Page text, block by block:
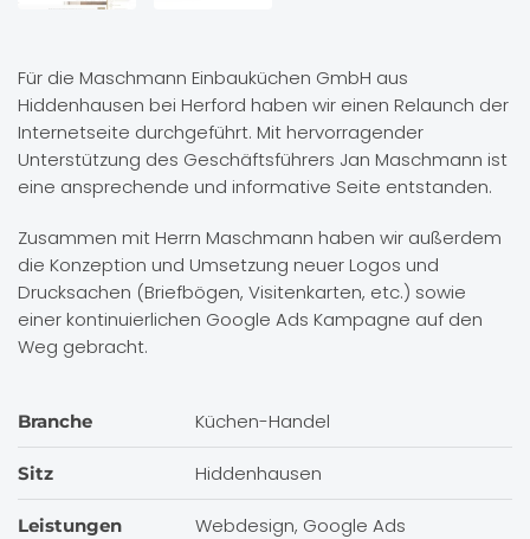
Für die Maschmann Einbauküchen GmbH aus
Hiddenhausen bei Herford haben wir einen Relaunch der
Internetseite durchgeführt. Mit hervorragender
Unterstützung des Geschäftsführers Jan Maschmann ist
eine ansprechende und informative Seite entstanden.
Zusammen mit Herrn Maschmann haben wir außerdem
die Konzeption und Umsetzung neuer Logos und
Drucksachen (Briefbögen, Visitenkarten, etc.) sowie
einer kontinuierlichen Google Ads Kampagne auf den
Weg gebracht.
Branche Küchen-Handel
Sitz Hiddenhausen
Leistungen Webdesign, Google Ads